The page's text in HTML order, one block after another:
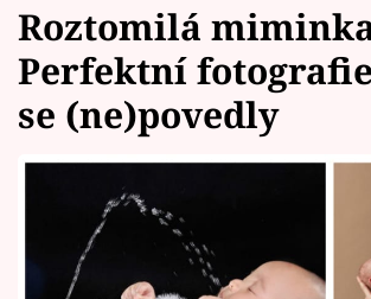
Témata
Celebrity
Vztahy
Seriály
Roztomilá
Perfektní
se (ne)povedly